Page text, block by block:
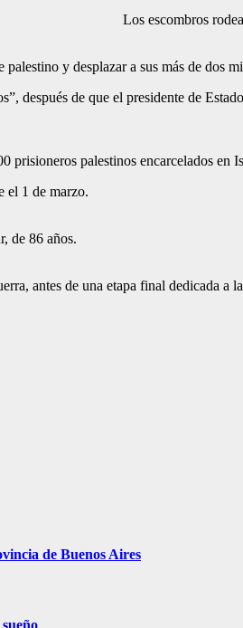
Los escombros
y desplazar a sus más de dos
después de que el presidente de
prisioneros palestinos encarcelados en
el 1 de marzo.
de 86 años.
antes de una etapa final dedicada a
de Buenos Aires